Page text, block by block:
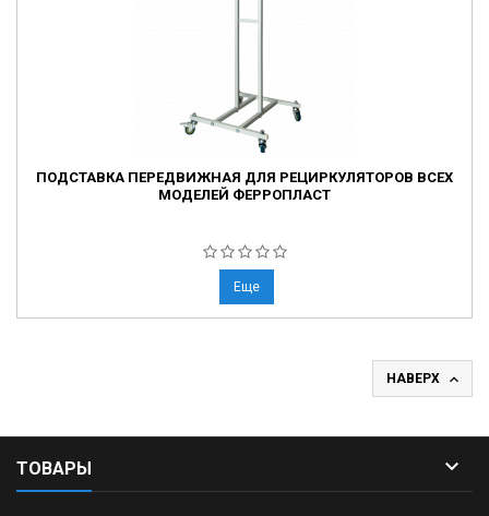
ПОДСТАВКА ПЕРЕДВИЖНАЯ ДЛЯ РЕЦИРКУЛЯТОРОВ ВСЕХ
МОДЕЛЕЙ ФЕРРОПЛАСТ
Еще
НАВЕРХ 
ТОВАРЫ 